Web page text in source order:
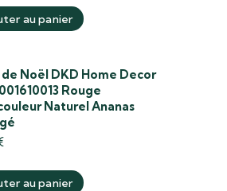
au panier
de Noël DKD Home Decor
Rouge
Naturel Ananas
au panier